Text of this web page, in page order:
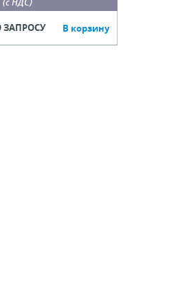
ЗАПРОСУ В корзину